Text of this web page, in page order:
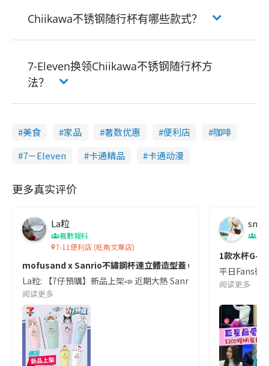
Chiikawa不锈钢随行杯有哪些款式？
7-Eleven换领Chiikawa不锈钢随行杯方
法？
美食 家品 著数优惠 便利店
咖啡
7－Eleven
卡通精品 卡通动漫
更多真实评价
La粒
著數報料
7-11便利店 (旺角文華店)
mofusand x Sanrio不鏽鋼杯連立體造型蓋🥤
La粒: 【7仔預購】新品上架📣 近期大熱 Sanrio 不鏽鋼杯連立
阅读更多
美
1款水杯G-
平日Fans街
阅读更多